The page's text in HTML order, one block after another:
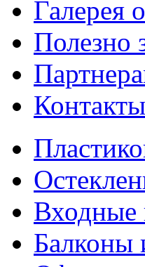
Галерея
Полезно
Контакты
Входные
Балконы